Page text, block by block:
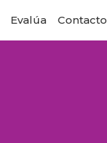
Evalúa Contacto